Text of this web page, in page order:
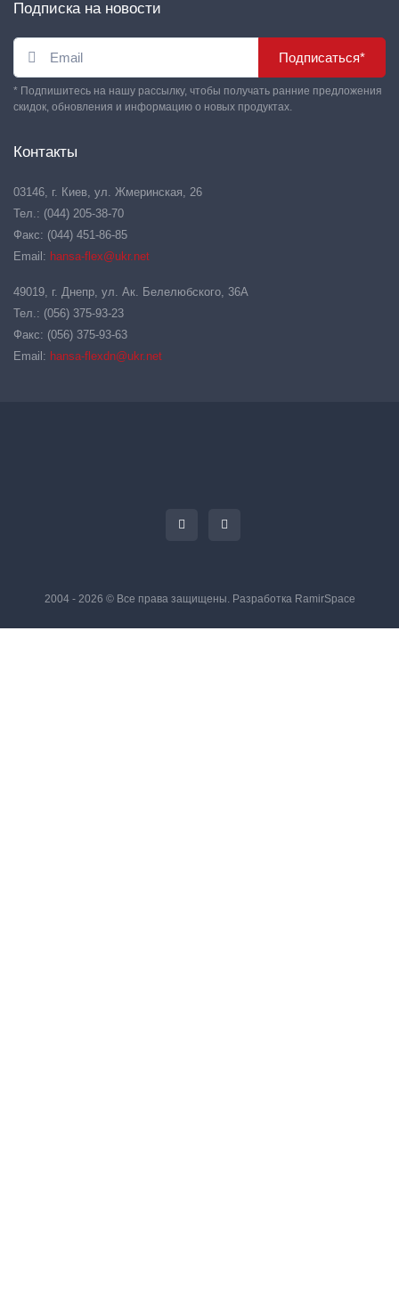
Подписка на новости
Подписаться*
* Подпишитесь на нашу рассылку, чтобы получать ранние предложения
скидок, обновления и информацию о новых продуктах.
Контакты
03146, г. Киев, ул. Жмеринская, 26
Тел.: (044) 205-38-70
Факс: (044) 451-86-85
Email: hansa-flex@ukr.net
49019, г. Днепр, ул. Ак. Белелюбского, 36А
Тел.: (056) 375-93-23
Факс: (056) 375-93-63
Email: hansa-flexdn@ukr.net
2004 - 2026 © Все права защищены. Разработка RamirSpace